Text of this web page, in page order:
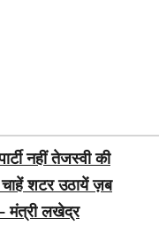
नहीं तेजस्वी की
शटर उठायें ज़ब
– मंत्री लखेद्र